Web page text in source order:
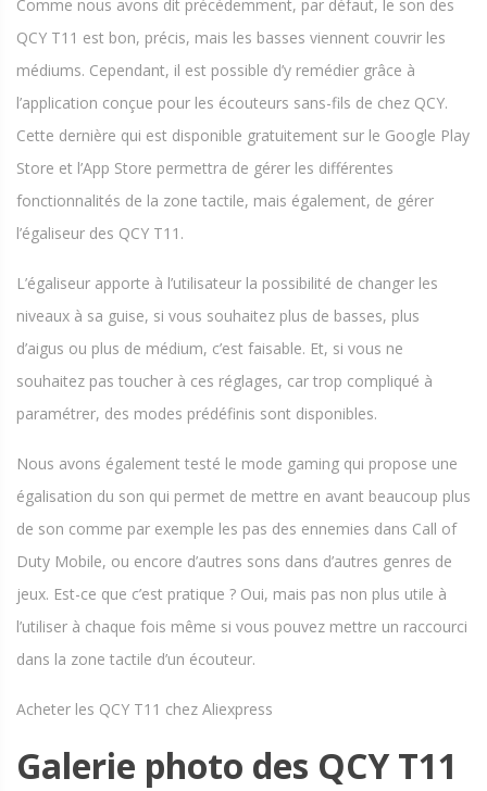
Comme nous avons dit précédemment, par défaut, le son des
QCY T11 est bon, précis, mais les basses viennent couvrir les
médiums. Cependant, il est possible d’y remédier grâce à
l’application conçue pour les écouteurs sans-fils de chez QCY.
Cette dernière qui est disponible gratuitement sur le Google Play
Store et l’App Store permettra de gérer les différentes
fonctionnalités de la zone tactile, mais également, de gérer
l’égaliseur des QCY T11.
L’égaliseur apporte à l’utilisateur la possibilité de changer les
niveaux à sa guise, si vous souhaitez plus de basses, plus
d’aigus ou plus de médium, c’est faisable. Et, si vous ne
souhaitez pas toucher à ces réglages, car trop compliqué à
paramétrer, des modes prédéfinis sont disponibles.
Nous avons également testé le mode gaming qui propose une
égalisation du son qui permet de mettre en avant beaucoup plus
de son comme par exemple les pas des ennemies dans Call of
Duty Mobile, ou encore d’autres sons dans d’autres genres de
jeux. Est-ce que c’est pratique ? Oui, mais pas non plus utile à
l’utiliser à chaque fois même si vous pouvez mettre un raccourci
dans la zone tactile d’un écouteur.
Acheter les QCY T11 chez Aliexpress
Galerie photo des QCY T11